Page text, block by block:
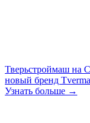
Тверьстроймаш на
новый бренд
Узнать больше →